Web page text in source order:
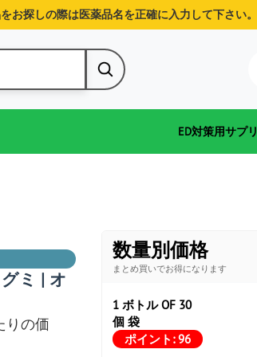
お探しの際は医薬品名を正確に入力して下さい。
ED対策用サプリ
ミ | オ
りの価
数量別価格
まとめ買いでお得になります
1 ボトル OF 30
個 袋
ポイント:96